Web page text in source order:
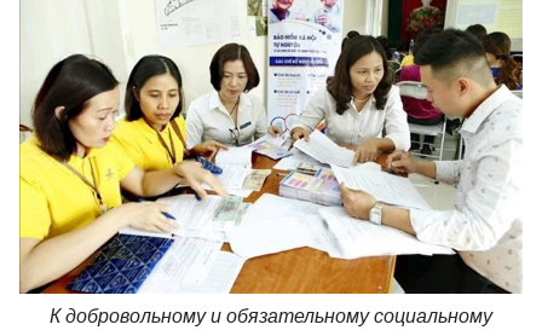
К добровольному и обязательному социальному